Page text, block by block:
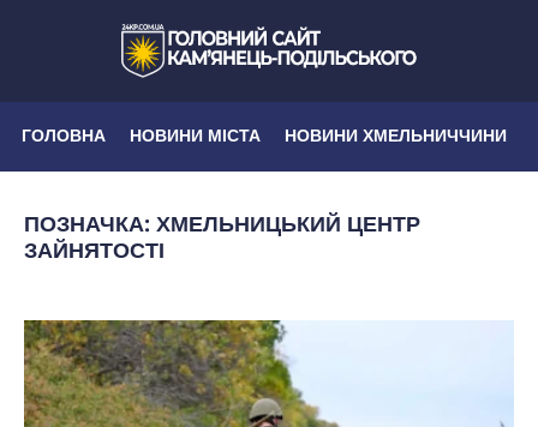
ГОЛОВНА НОВИНИ МІСТА НОВИНИ ХМЕЛЬНИЧЧИНИ
ПОЗНАЧКА: ХМЕЛЬНИЦЬКИЙ ЦЕНТР
ЗАЙНЯТОСТІ